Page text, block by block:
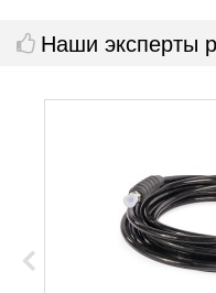
Наши эксперты